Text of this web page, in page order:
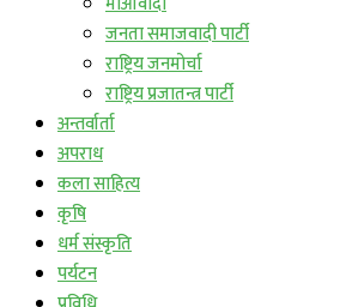
जनता समाजवादी पार्टी
राष्ट्रिय जनमोर्चा
राष्ट्रिय प्रजातन्त्र पार्टी
अन्तर्वार्ता
अपराध
कला साहित्य
कृषि
धर्म संस्कृति
पर्यटन